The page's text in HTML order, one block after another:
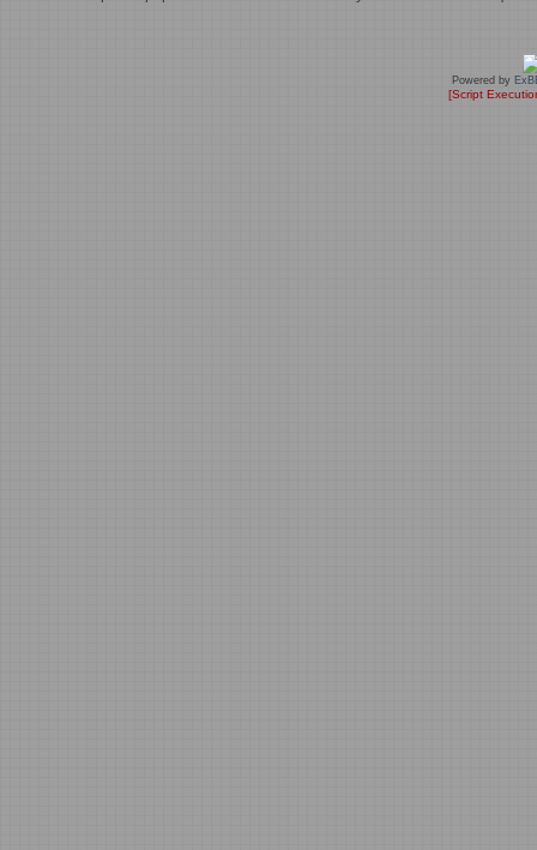
Powered by
[Script